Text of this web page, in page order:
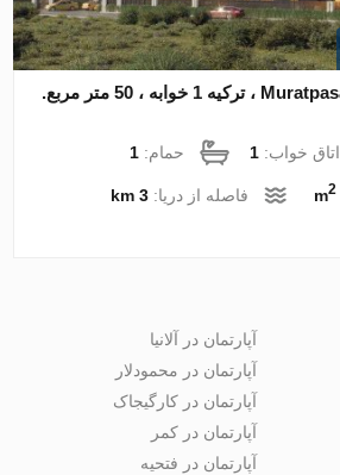
آپارتمان در Muratpasa، Antalya ، ترکیه 1 خوابه ، 50 متر مربع.
اتاق خواب:1 حمام:1
2 فاصله از دریا:3 km
آپارتمان در آلانیا
آپارتمان در محمودلار
آپارتمان در کارگیجاک
آپارتمان در کمر
آپارتمان در فتحیه